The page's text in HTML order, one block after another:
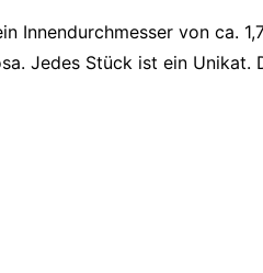
von ca.
Jedes Stück ist ein